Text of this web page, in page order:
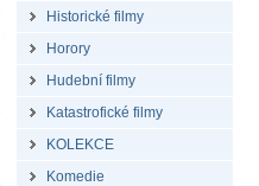
Historické filmy
Horory
Hudební filmy
Katastrofické filmy
KOLEKCE
Komedie